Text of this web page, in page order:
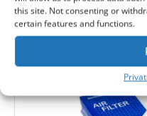
this site. Not consenting or
certain features and functions.
Lojalumo taškai-Gauk